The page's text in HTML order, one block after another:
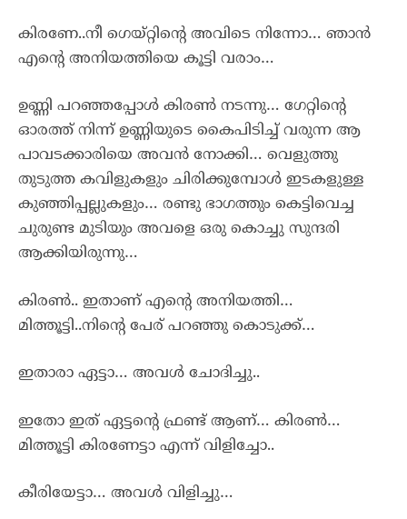
കിരണേ..നീ ഗെയ്റ്റിന്റെ അവിടെ നിന്നോ… ഞാൻ
എന്റെ അനിയത്തിയെ കൂട്ടി വരാം…
ഉണ്ണി പറഞ്ഞപ്പോൾ കിരൺ നടന്നു… ഗേറ്റിന്റെ
ഓരത്ത് നിന്ന് ഉണ്ണിയുടെ കൈപിടിച്ച് വരുന്ന ആ
പാവടക്കാരിയെ അവൻ നോക്കി… വെളുത്തു
തുടുത്ത കവിളുകളും ചിരിക്കുമ്പോൾ ഇടകളുള്ള
കുഞ്ഞിപ്പല്ലുകളും… രണ്ടു ഭാഗത്തും കെട്ടിവെച്ച
ചുരുണ്ട മുടിയും അവളെ ഒരു കൊച്ചു സുന്ദരി
ആക്കിയിരുന്നു…
കിരൺ.. ഇതാണ് എന്റെ അനിയത്തി…
മിത്തൂട്ടി..നിന്റെ പേര് പറഞ്ഞു കൊടുക്ക്…
ഇതാരാ ഏട്ടാ… അവൾ ചോദിച്ചു..
ഇതോ ഇത് ഏട്ടന്റെ ഫ്രണ്ട് ആണ്… കിരൺ…
മിത്തൂട്ടി കിരണേട്ടാ എന്ന് വിളിച്ചോ..
കീരിയേട്ടാ… അവൾ വിളിച്ചു…